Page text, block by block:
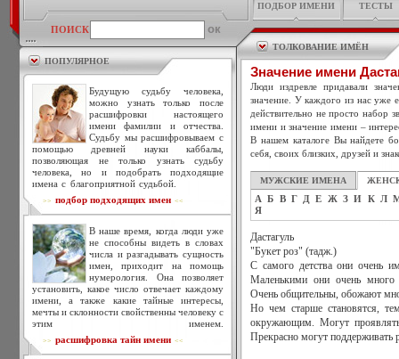
ПОИСК
ПОПУЛЯРНОЕ
Будущую судьбу человека,
можно узнать только после
расшифровки настоящего
имени фамилии и отчества.
Судьбу мы расшифровываем с
помощью древней науки каббалы,
позволяющая не только узнать судьбу
человека, но и подобрать подходящие
имена с благоприятной судьбой.
>> подбор подходящих имен <<
В наше время, когда люди уже
не способны видеть в словах
числа и разгадывать сущность
имен, приходит на помощь
нумерология. Она позволяет
установить, какое число отвечает каждому
имени, а также какие тайные интересы,
мечты и склонности свойственны человеку с
этим именем.
>> расшифровка тайн имени <<
ПОДБОР ИМЕНИ ТЕСТЫ
ТОЛКОВАНИЕ ИМЁН
Значение имени
Люди издревле придавали
значение. У каждого из нас уже
действительно не просто набор
имени и значение имени –
В нашем каталоге Вы найдете
себя, своих близких, друзей и
МУЖСКИЕ ИМЕНА
А Б В Г Д Е Ж З И К Л
Я
Дастагуль
"Букет роз" (тадж.)
С самого детства они очень
Маленькими они очень много
Очень общительны, обожают
Но чем старше становятся,
окружающим. Могут
Прекрасно могут поддерживать